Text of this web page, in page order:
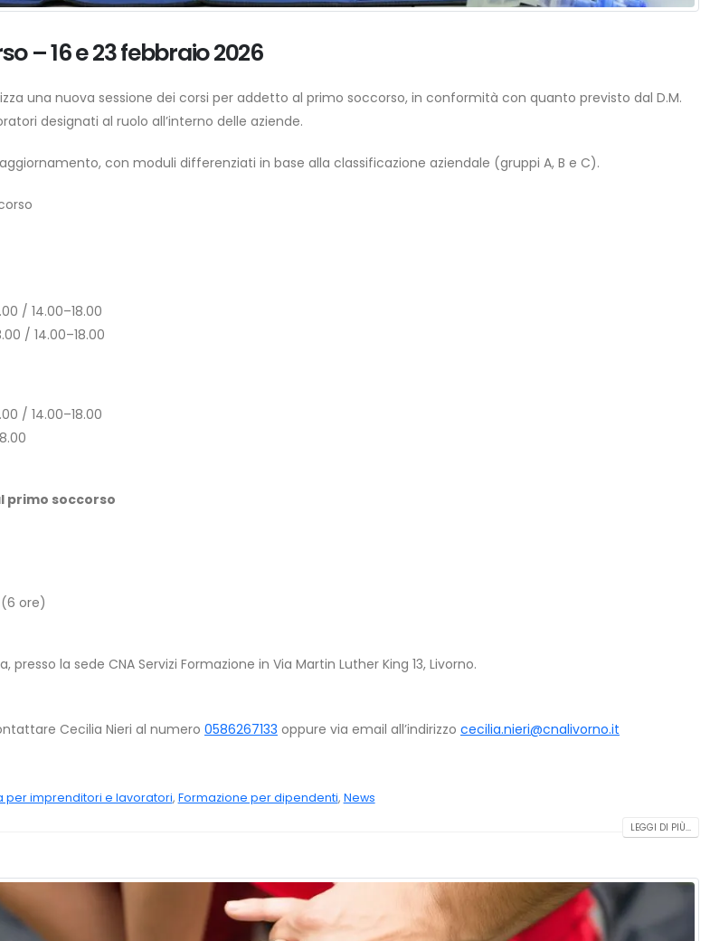
– 16 e 23 febbraio 2026
una nuova sessione dei corsi per addetto al primo soccorso, in conformità con quanto previsto dal D.M.
designati al ruolo all’interno delle aziende.
con moduli differenziati in base alla classificazione aziendale (gruppi A, B e C).
/ 14.00–18.00
/ 14.00–18.00
/ 14.00–18.00
primo soccorso
(6 ore)
la sede CNA Servizi Formazione in Via Martin Luther King 13, Livorno.
Cecilia Nieri al numero 0586267133 oppure via email all’indirizzo cecilia.nieri@cnalivorno.it
per imprenditori e lavoratori, Formazione per dipendenti, News
LEGGI DI PIÙ...